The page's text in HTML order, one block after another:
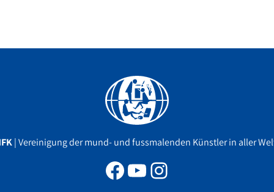
| Vereinigung der mund- und fussmalenden Künstler in aller
Facebook
YouTube
Instagram